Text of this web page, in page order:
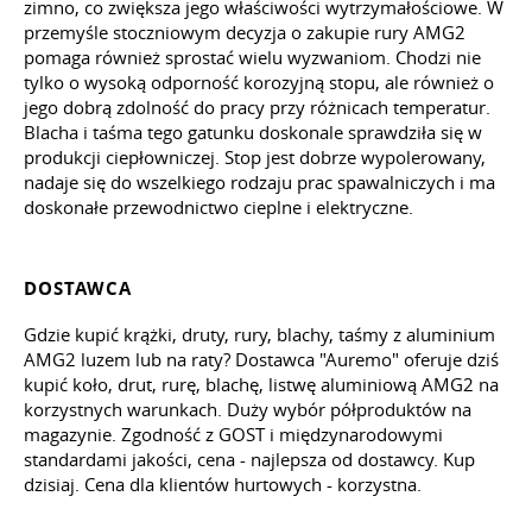
zimno, co zwiększa jego właściwości wytrzymałościowe. W
przemyśle stoczniowym decyzja o zakupie rury AMG2
pomaga również sprostać wielu wyzwaniom. Chodzi nie
tylko o wysoką odporność korozyjną stopu, ale również o
jego dobrą zdolność do pracy przy różnicach temperatur.
Blacha i taśma tego gatunku doskonale sprawdziła się w
produkcji ciepłowniczej. Stop jest dobrze wypolerowany,
nadaje się do wszelkiego rodzaju prac spawalniczych i ma
doskonałe przewodnictwo cieplne i elektryczne.
DOSTAWCA
Gdzie kupić krążki, druty, rury, blachy, taśmy z aluminium
AMG2 luzem lub na raty? Dostawca "Auremo" oferuje dziś
kupić koło, drut, rurę, blachę, listwę aluminiową AMG2 na
korzystnych warunkach. Duży wybór półproduktów na
magazynie. Zgodność z GOST i międzynarodowymi
standardami jakości, cena - najlepsza od dostawcy. Kup
dzisiaj. Cena dla klientów hurtowych - korzystna.